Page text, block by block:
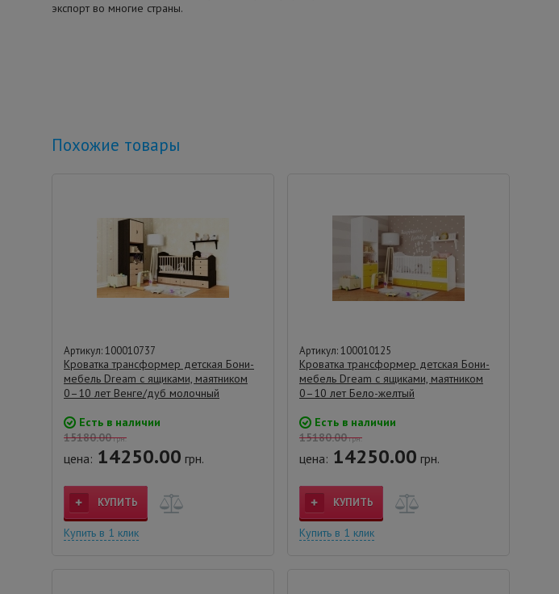
экспорт во многие страны.
Похожие товары
Артикул: 100010737
Кроватка трансформер детская Бони-
мебель Dream с ящиками, маятником
0–10 лет Венге/дуб молочный
Есть в наличии
15180.00грн.
цена: 14250.00 грн.
КУПИТЬ
Купить в 1 клик
Артикул: 100010125
Кроватка трансформер детская Бони-
мебель Dream с ящиками, маятником
0–10 лет Бело-желтый
Есть в наличии
15180.00грн.
цена: 14250.00 грн.
КУПИТЬ
Купить в 1 клик